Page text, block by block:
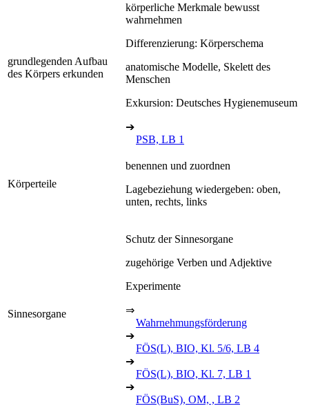
grundlegenden Aufbau
des Körpers erkunden
körperliche Merkmale bewusst
wahrnehmen
Differenzierung: Körperschema
anatomische Modelle, Skelett des
Menschen
Exkursion: Deutsches Hygienemuseum
➔
PSB, LB 1
Körperteile
benennen und zuordnen
Lagebeziehung wiedergeben: oben,
unten, rechts, links
Sinnesorgane
Schutz der Sinnesorgane
zugehörige Verben und Adjektive
Experimente
⇒
Wahrnehmungsförderung
➔
FÖS(L), BIO, Kl. 5/6, LB 4
➔
FÖS(L), BIO, Kl. 7, LB 1
➔
FÖS(BuS), OM, , LB 2